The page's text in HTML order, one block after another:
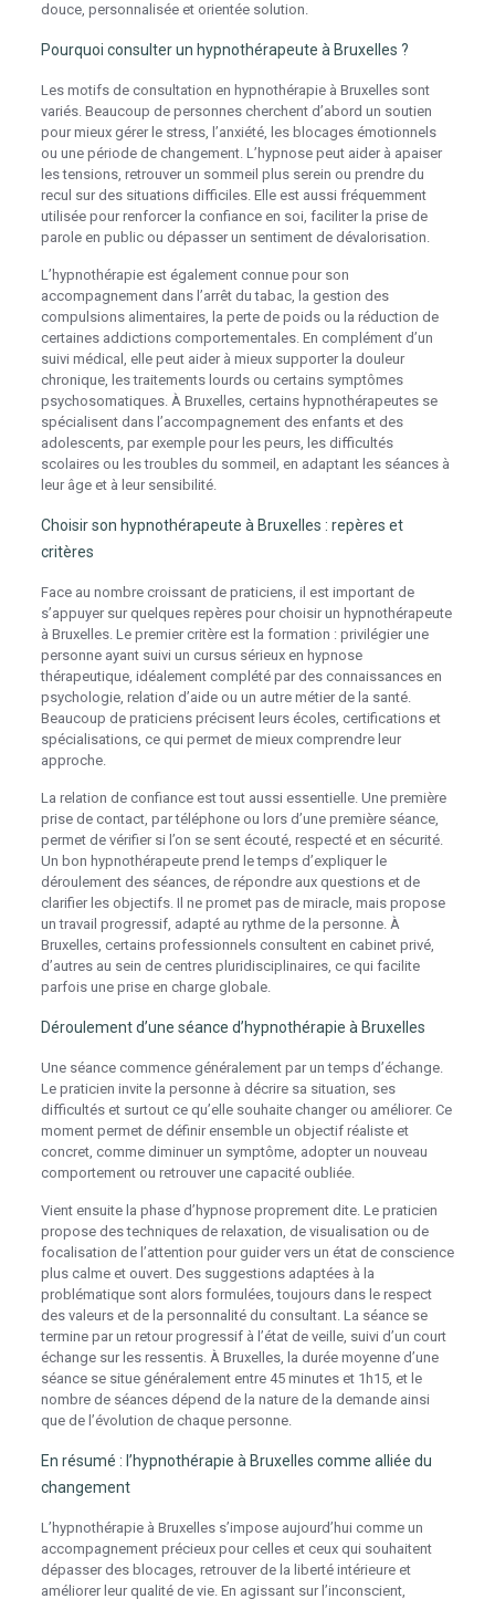
douce, personnalisée et orientée solution.
Pourquoi consulter un hypnothérapeute à Bruxelles ?
Les motifs de consultation en hypnothérapie à Bruxelles sont
variés. Beaucoup de personnes cherchent d’abord un soutien
pour mieux gérer le stress, l’anxiété, les blocages émotionnels
ou une période de changement. L’hypnose peut aider à apaiser
les tensions, retrouver un sommeil plus serein ou prendre du
recul sur des situations difficiles. Elle est aussi fréquemment
utilisée pour renforcer la confiance en soi, faciliter la prise de
parole en public ou dépasser un sentiment de dévalorisation.
L’hypnothérapie est également connue pour son
accompagnement dans l’arrêt du tabac, la gestion des
compulsions alimentaires, la perte de poids ou la réduction de
certaines addictions comportementales. En complément d’un
suivi médical, elle peut aider à mieux supporter la douleur
chronique, les traitements lourds ou certains symptômes
psychosomatiques. À Bruxelles, certains hypnothérapeutes se
spécialisent dans l’accompagnement des enfants et des
adolescents, par exemple pour les peurs, les difficultés
scolaires ou les troubles du sommeil, en adaptant les séances à
leur âge et à leur sensibilité.
Choisir son hypnothérapeute à Bruxelles : repères et
critères
Face au nombre croissant de praticiens, il est important de
s’appuyer sur quelques repères pour choisir un hypnothérapeute
à Bruxelles. Le premier critère est la formation : privilégier une
personne ayant suivi un cursus sérieux en hypnose
thérapeutique, idéalement complété par des connaissances en
psychologie, relation d’aide ou un autre métier de la santé.
Beaucoup de praticiens précisent leurs écoles, certifications et
spécialisations, ce qui permet de mieux comprendre leur
approche.
La relation de confiance est tout aussi essentielle. Une première
prise de contact, par téléphone ou lors d’une première séance,
permet de vérifier si l’on se sent écouté, respecté et en sécurité.
Un bon hypnothérapeute prend le temps d’expliquer le
déroulement des séances, de répondre aux questions et de
clarifier les objectifs. Il ne promet pas de miracle, mais propose
un travail progressif, adapté au rythme de la personne. À
Bruxelles, certains professionnels consultent en cabinet privé,
d’autres au sein de centres pluridisciplinaires, ce qui facilite
parfois une prise en charge globale.
Déroulement d’une séance d’hypnothérapie à Bruxelles
Une séance commence généralement par un temps d’échange.
Le praticien invite la personne à décrire sa situation, ses
difficultés et surtout ce qu’elle souhaite changer ou améliorer. Ce
moment permet de définir ensemble un objectif réaliste et
concret, comme diminuer un symptôme, adopter un nouveau
comportement ou retrouver une capacité oubliée.
Vient ensuite la phase d’hypnose proprement dite. Le praticien
propose des techniques de relaxation, de visualisation ou de
focalisation de l’attention pour guider vers un état de conscience
plus calme et ouvert. Des suggestions adaptées à la
problématique sont alors formulées, toujours dans le respect
des valeurs et de la personnalité du consultant. La séance se
termine par un retour progressif à l’état de veille, suivi d’un court
échange sur les ressentis. À Bruxelles, la durée moyenne d’une
séance se situe généralement entre 45 minutes et 1h15, et le
nombre de séances dépend de la nature de la demande ainsi
que de l’évolution de chaque personne.
En résumé : l’hypnothérapie à Bruxelles comme alliée du
changement
L’hypnothérapie à Bruxelles s’impose aujourd’hui comme un
accompagnement précieux pour celles et ceux qui souhaitent
dépasser des blocages, retrouver de la liberté intérieure et
améliorer leur qualité de vie. En agissant sur l’inconscient,